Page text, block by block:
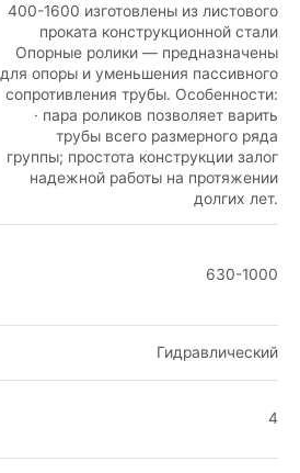
400-1600 изготовлены из листового
проката конструкционной стали
Опорные ролики — предназначены
для опоры и уменьшения пассивного
сопротивления трубы. Особенности:
· пара роликов позволяет варить
трубы всего размерного ряда
группы; простота конструкции залог
надежной работы на протяжении
долгих лет.
630-1000
Гидравлический
4